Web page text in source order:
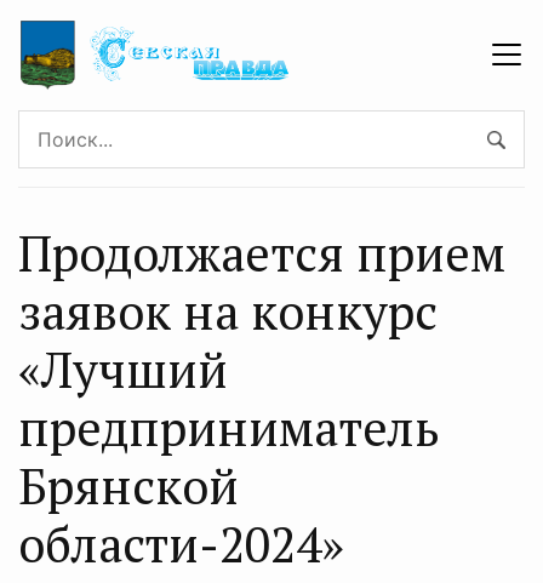
Продолжается прием
заявок на конкурс
«Лучший
предприниматель
Брянской
области-2024»